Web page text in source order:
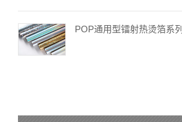
POP通用型镭射热烫箔系列